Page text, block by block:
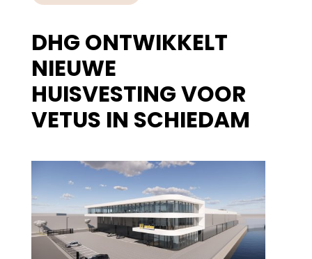
DHG ONTWIKKELT
NIEUWE
HUISVESTING VOOR
VETUS IN SCHIEDAM